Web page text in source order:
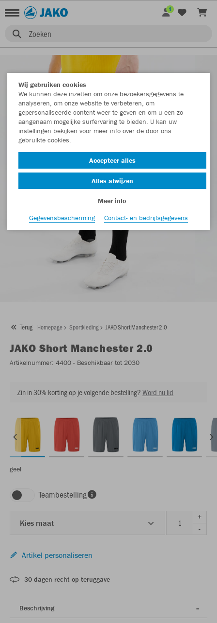
Zoeken
1
Terug Homepage Sportkleding JAKO Short Manchester 2.0
JAKO Short Manchester 2.0
Artikelnummer: 4400 - Beschikbaar tot 2030
Zin in 30% korting op je volgende bestelling?Word nu lid
geel
Teambestelling
Kies maat
+
-
Artikel personaliseren
30 dagen recht op teruggave
Beschrijving
Wij gebruiken cookies
We kunnen deze inzetten om onze bezoekersgegevens te
analyseren, om onze website te verbeteren, om
gepersonaliseerde content weer te geven en om u een zo
aangenaam mogelijke surfervaring te bieden. U kan uw
instellingen bekijken voor meer info over de door ons
gebruikte cookies.
Accepteer alles
Alles afwijzen
Meer info
Gegevensbescherming
Contact- en bedrijfsgegevens